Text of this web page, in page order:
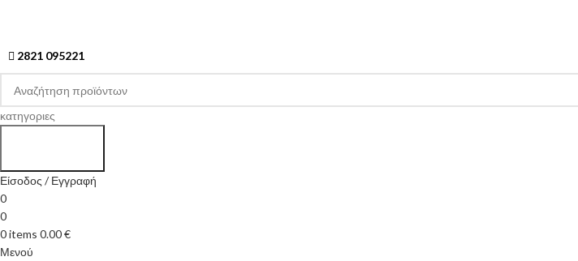
2821 095221
κατηγοριες
Είσοδος / Εγγραφή
0
0
0items 0.00€
Μενού